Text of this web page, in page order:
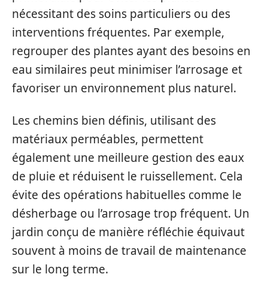
nécessitant des soins particuliers ou des
interventions fréquentes. Par exemple,
regrouper des plantes ayant des besoins en
eau similaires peut minimiser l’arrosage et
favoriser un environnement plus naturel.
Les chemins bien définis, utilisant des
matériaux perméables, permettent
également une meilleure gestion des eaux
de pluie et réduisent le ruissellement. Cela
évite des opérations habituelles comme le
désherbage ou l’arrosage trop fréquent. Un
jardin conçu de manière réfléchie équivaut
souvent à moins de travail de maintenance
sur le long terme.